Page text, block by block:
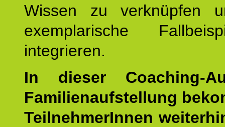
Wissen zu verknüpfen
exemplarische
integrieren.
In dieser Coaching-
Familienaufstellung
TeilnehmerInnen